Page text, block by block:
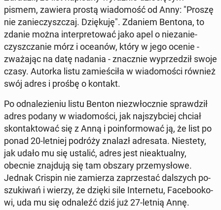
pismem, zawiera prostą wia­do­mość od Anny: "Proszę
nie za­nie­czysz­czaj. Dzię­ku­ję". Zdaniem Bentona, to
zdanie można in­ter­pre­to­wać jako apel o nie­za­nie­
czysz­cza­nie mórz i oceanów, który w jego ocenie -
zwa­ża­jąc na datę nadania - znacz­nie wy­prze­dził swoje
czasy. Autorka listu za­mie­ści­ła w wia­do­mo­ści również
swój adres i prośbę o kontakt.
Po od­na­le­zie­niu listu Benton nie­zwłocz­nie spraw­dził
adres podany w wia­do­mo­ści, jak naj­szyb­ciej chciał
skon­tak­to­wać się z Anną i po­in­for­mo­wać ją, że list po
ponad 20-letniej podróży znalazł ad­re­sa­ta. Nie­ste­ty,
jak udało mu się ustalić, adres jest nie­ak­tu­al­ny,
obecnie znaj­du­ją się tam obszary prze­my­sło­we.
Jednak Crispin nie za­mie­rza za­prze­stać dal­szych po­
szu­ki­wań i wierzy, że dzięki sile In­ter­ne­tu, Fa­ce­bo­oko­
wi, uda mu się od­na­leźć dziś już 27-letnią Annę.